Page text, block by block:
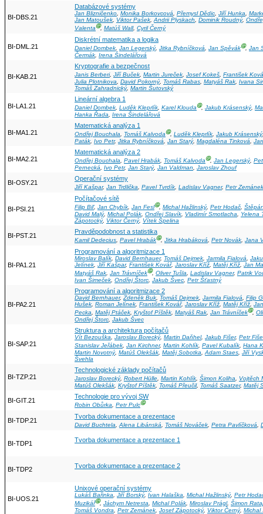
BI-DBS.21
Databázové systémy
Jan Blizničenko, Monika Borkovcová, Přemysl Dědic, Jiří Hunka,
Jan Matoušek, Viktor Pašek,Andrii Plyskach, Dominik Roudný,
ValentaⒼ, Matúš Wall, Cyril Černý
BI-DML.21
Diskrétní matematika a logika
Daniel Dombek, Jan Legerský, Jitka Rybníčková, Jan SpěvákⒼ, Jan
Čermák Irena Šindelářová
BI-KAB.21
Kryptografie a bezpečnost
Janis Berberi, Jiří Buček, Martin Jureček, Josef Kokeš, František
Julia Plotnikova
David Pokorný, Tomáš Rabas Matyáš Rak Ivana
Tomáš Zahradnický, Martin Šutovský
BI-LA1.21
Lineární algebra 1
Daniel Dombek, Luděk Kleprlík, Karel KloudaⒼ, Jakub Krásenský,
Hanka Řada
Irena Šindelářová
BI-MA1.21
Matematická analýza 1
Ondřej Bouchala, Tomáš KalvodaⒼ, Luděk Kleprlík, Jakub Krásenský
Paták Ivo Petr, Jitka Rybníčková Jan Starý, Magdaléna Tinková
BI-MA2.21
Matematická analýza 2
Ondřej Bouchala, Pavel Hrabák, Tomáš KalvodaⒼ, Jan Legerský,
Pernecká
Ivo Petr, Jan Starý, Jan Valdman Jaroslav Zhouf
BI-OSY.21
Operační systémy
Jiří Kašpar, Jan Trdlička, Pavel Tvrdík, Ladislav Vagner, Petr Zemánek
BI-PSI.21
Počítačové sítě
Filip Biľ, Jan Chybík, Jan FeslⒼ, Michal Hažlinský, Petr Hodač,
David Malý, Michal Polák Ondřej Slavík Vladimír Smotlacha
Yelena
Zápotocký, Viktor Černý, Vítek Špelina
BI-PST.21
Pravděpodobnost a statistika
Kamil Dedecius, Pavel HrabákⒼ, Jitka Hrabáková, Petr Novák, Jana
BI-PA1.21
Programování a algoritmizace 1
Miroslav Balík, David Bernhauer, Tomáš Dejmek, Jarmila Fialová,
Jelínek, Jiří Kašpar, František Kovář, Jaroslav Kříž, Matěj Kříž, Jan
Matyáš Rak, Jan TrávníčekⒼ, Oliver Tušla, Ladislav Vagner, Patrik
Ivan Šimeček Ondřej Štorc Jakub Švec Petr Šťastný
BI-PA2.21
Programování a algoritmizace 2
David Bernhauer,Zdeněk Buk, Tomáš Dejmek, Jarmila Fialová, Filip
Hušek, Roman Jelínek, František Kovář, Jaroslav Kříž, Matěj Kříž,
Pecka, Matěj Ptáček, Kryštof Píštěk, Matyáš Rak, Jan TrávníčekⒼ,
Ondřej Štorc Jakub Švec
BI-SAP.21
Struktura a architektura počítačů
Vít Bezouška, Jaroslav Borecký, Martin Daňhel, Jakub Fišer, Petr
Stanislav Jeřábek, Jan Kirchner, Martin Kohlík, Pavel Kubalík, Hana
Martin Novotný, Matúš Olekšák Matěj Sobotka Adam Staes Jiří
Švehla
BI-TZP.21
Technologické základy počítačů
Jaroslav Borecký, Robert Hülle, Martin Kohlík, Šimon Koliha, Vojtěch
Matúš Olekšák Kryštof Píštěk Tomáš Přeučil, Tomáš Saatzer, Matěj
BI-GIT.21
Technologie pro vývoj SW
Robin Obůrka, Petr PulcⒼ
BI-TDP.21
Tvorba dokumentace a prezentace
David Buchtela,Alena Libánská, Tomáš Nováček, Petra Pavlíčková,
BI-TDP1 Tvorba dokumentace a prezentace 1
BI-TDP2 Tvorba dokumentace a prezentace 2
BI-UOS.21
Unixové operační systémy
Lukáš Bařinka, Jiří Borský, Ivan Halaška, Michal Hažlinský, Petr
MuzikářⒼ, Jáchym Netresta, Michal Polák, Miroslav Prágl, Šimon Rataj
Tomáš Vondra
Petr Zemánek Josef Zápotocký, Viktor Černý, Michal